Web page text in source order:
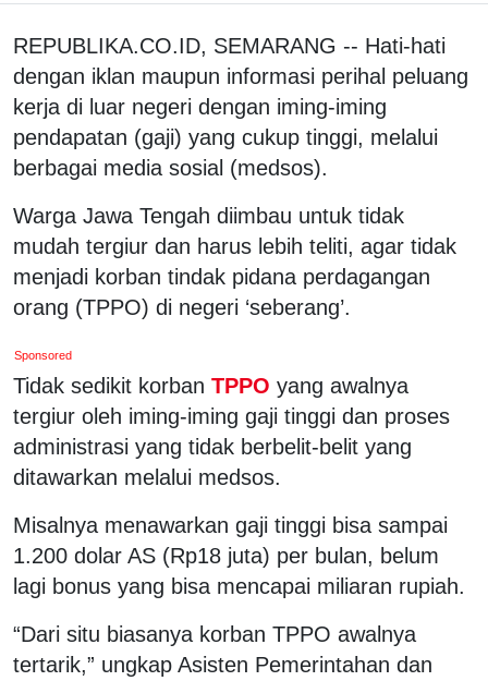
REPUBLIKA.CO.ID, SEMARANG -- Hati-hati
dengan iklan maupun informasi perihal peluang
kerja di luar negeri dengan iming-iming
pendapatan (gaji) yang cukup tinggi, melalui
berbagai media sosial (medsos).
Warga Jawa Tengah diimbau untuk tidak
mudah tergiur dan harus lebih teliti, agar tidak
menjadi korban tindak pidana perdagangan
orang (TPPO) di negeri ‘seberang’.
Sponsored
Tidak sedikit korban TPPO yang awalnya
tergiur oleh iming-iming gaji tinggi dan proses
administrasi yang tidak berbelit-belit yang
ditawarkan melalui medsos.
Misalnya menawarkan gaji tinggi bisa sampai
1.200 dolar AS (Rp18 juta) per bulan, belum
lagi bonus yang bisa mencapai miliaran rupiah.
“Dari situ biasanya korban TPPO awalnya
tertarik,” ungkap Asisten Pemerintahan dan